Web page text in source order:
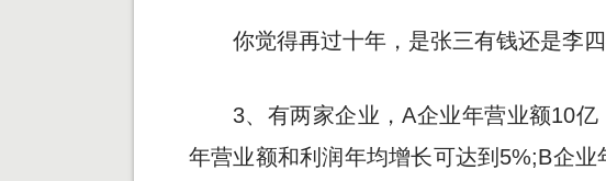
你觉得再过十年，是张三有钱还是李
3、有两家企业，A企业年营业额10亿
年营业额和利润年均增长可达到5%;B企业